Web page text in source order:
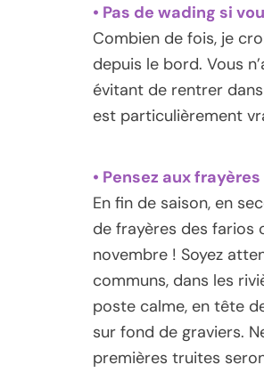
• Pas de wading si
Combien de fois, je
depuis le bord. Vous
évitant de rentrer
est particulièrement
• Pensez aux frayères
En fin de saison, en
de frayères des farios
novembre ! Soyez
communs, dans les
poste calme, en tête
sur fond de graviers.
premières truites